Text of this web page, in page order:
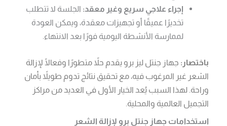
إجراء علاجي سريع وغير معقد: الجلسة لا تتطلب
تخديرًا عميقًا أو تجهيزات معقدة، ويمكن العودة
لممارسة الأنشطة اليومية فورًا بعد الانتهاء.
باختصار: جهاز جنتل ليز برو يقدم حلاً متطورًا وفعالًا لإزالة
الشعر غير المرغوب فيه، مع تحقيق نتائج تدوم طويلاً بأمان
وراحة. لهذا السبب يُعد الخيار الأول في العديد من مراكز
التجميل العالمية والمحلية.
استخدامات جهاز جنتل برو لإزالة الشعر